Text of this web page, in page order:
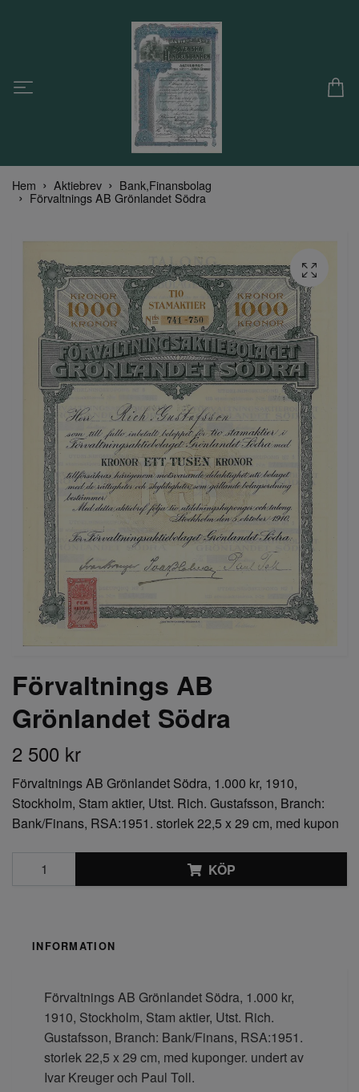
Hem Aktiebrev Bank,Finansbolag
Förvaltnings AB Grönlandet Södra
Förvaltnings AB
Grönlandet Södra
2 500 kr
Förvaltnings AB Grönlandet Södra, 1.000 kr, 1910,
Stockholm, Stam aktier, Utst. Rich. Gustafsson, Branch:
Bank/Finans, RSA:1951. storlek 22,5 x 29 cm, med kupon
KÖP
INFORMATION
Förvaltnings AB Grönlandet Södra, 1.000 kr,
1910, Stockholm, Stam aktier, Utst. Rich.
Gustafsson, Branch: Bank/Finans, RSA:1951.
storlek 22,5 x 29 cm, med kuponger. undert av
Ivar Kreuger och Paul Toll.